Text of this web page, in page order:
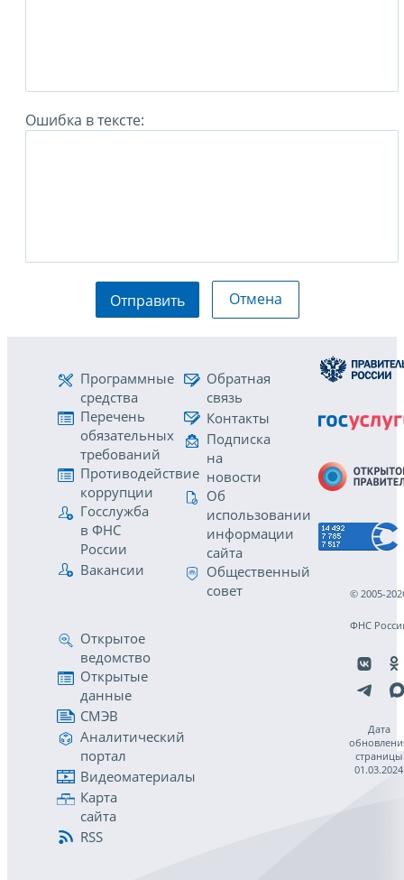
Ошибка в тексте:
Отправить Отмена
Программные
средства
Перечень
обязательных
требований
Противодействие
коррупции
Госслужба
в ФНС
России
Вакансии
Обратная
связь
Контакты
Подписка
на
новости
Об
использовании
информации
сайта
Общественный
совет
Открытое
ведомство
Открытые
данные
СМЭВ
Аналитический
портал
Видеоматериалы
Карта
сайта
RSS
© 2005-
ФНС
Дата
страницы
01.03.2024